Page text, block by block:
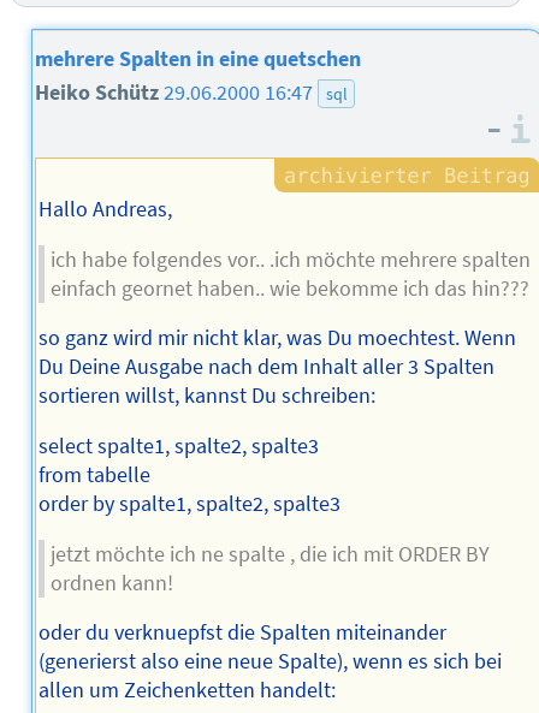
mehrere Spalten in eine quetschen
Heiko Schütz29.06.2000 16:47 sql
–
Hallo Andreas,
ich habe folgendes vor.. .ich möchte mehrere spalten
einfach geornet haben.. wie bekomme ich das hin???
so ganz wird mir nicht klar, was Du moechtest. Wenn
Du Deine Ausgabe nach dem Inhalt aller 3 Spalten
sortieren willst, kannst Du schreiben:
select spalte1, spalte2, spalte3
from tabelle
order by spalte1, spalte2, spalte3
jetzt möchte ich ne spalte , die ich mit ORDER BY
ordnen kann!
oder du verknuepfst die Spalten miteinander
(generierst also eine neue Spalte), wenn es sich bei
allen um Zeichenketten handelt: